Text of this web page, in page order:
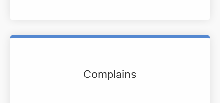
Complains